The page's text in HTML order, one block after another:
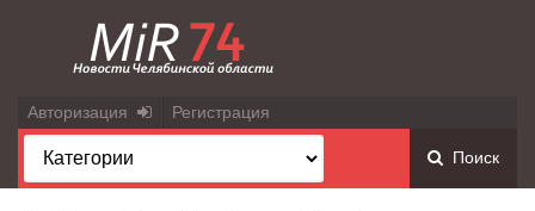
Авторизация Регистрация
Поиск